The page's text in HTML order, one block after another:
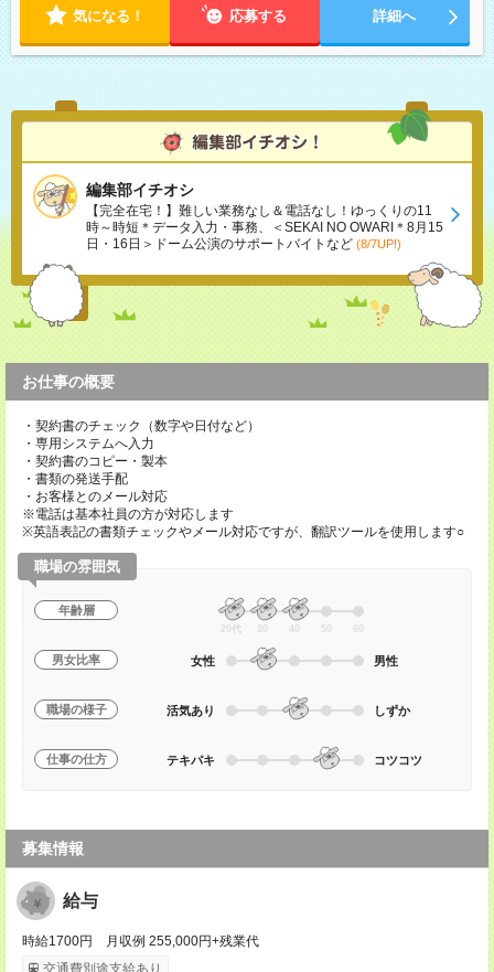
気になる！ 応募する 詳細へ
編集部イチオシ
【完全在宅！】難しい業務なし＆電話なし！ゆっくりの11
時～時短＊データ入力・事務、＜SEKAI NO OWARI＊8月15
日・16日＞ドーム公演のサポートバイトなど (8/7UP!)
お仕事の概要
・契約書のチェック（数字や日付など）
・専用システムへ入力
・契約書のコピー・製本
・書類の発送手配
・お客様とのメール対応
※電話は基本社員の方が対応します
※英語表記の書類チェックやメール対応ですが、翻訳ツールを使用します○
職場の雰囲気
年齢層
20代 30 40 50 60
男女比率 女性 男性
職場の様子 活気あり しずか
仕事の仕方 テキパキ コツコツ
募集情報
給与
時給1700円 月収例 255,000円+残業代
交通費別途支給あり